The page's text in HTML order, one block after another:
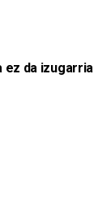
ez da izugarria